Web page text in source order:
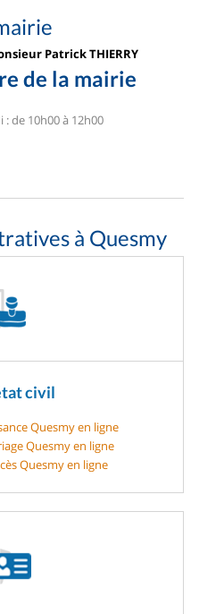
Patrick THIERRY
de la mairie
: de 10h00 à 12h00
à Quesmy
civil
Quesmy en ligne
Quesmy en ligne
Quesmy en ligne